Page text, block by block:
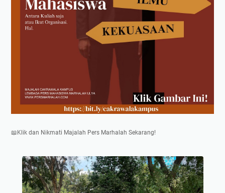
📖Klik dan Nikmati Majalah Pers Marhalah Sekarang!